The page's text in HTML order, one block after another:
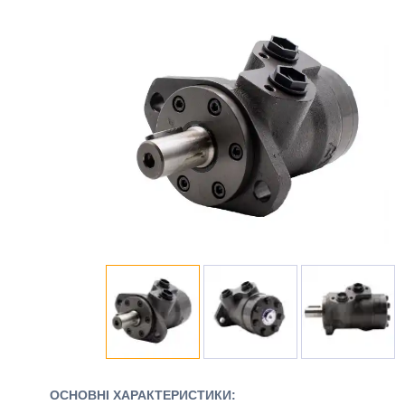
ОСНОВНІ ХАРАКТЕРИСТИКИ: